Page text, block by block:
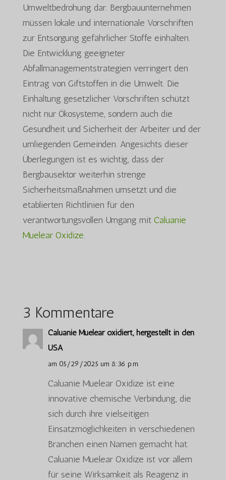
Umweltbedrohung dar. Bergbauunternehmen
müssen lokale und internationale Vorschriften
zur Entsorgung gefährlicher Stoffe einhalten.
Die Entwicklung geeigneter
Abfallmanagementstrategien verringert den
Eintrag von Giftstoffen in die Umwelt. Die
Einhaltung gesetzlicher Vorschriften schützt
nicht nur Ökosysteme, sondern auch die
Gesundheit und Sicherheit der Arbeiter und der
umliegenden Gemeinden. Angesichts dieser
Überlegungen ist es wichtig, dass der
Bergbausektor weiterhin strenge
Sicherheitsmaßnahmen umsetzt und die
etablierten Richtlinien für den
verantwortungsvollen Umgang mit Caluanie
Muelear Oxidize.
3 Kommentare
Caluanie Muelear oxidiert, hergestellt in den
USA
am 05/29/2025 um 8:36 p.m.
Caluanie Muelear Oxidize ist eine
innovative chemische Verbindung, die
sich durch ihre vielseitigen
Einsatzmöglichkeiten in verschiedenen
Branchen einen Namen gemacht hat.
Caluanie Muelear Oxidize ist vor allem
für seine Wirksamkeit als Reagenz in